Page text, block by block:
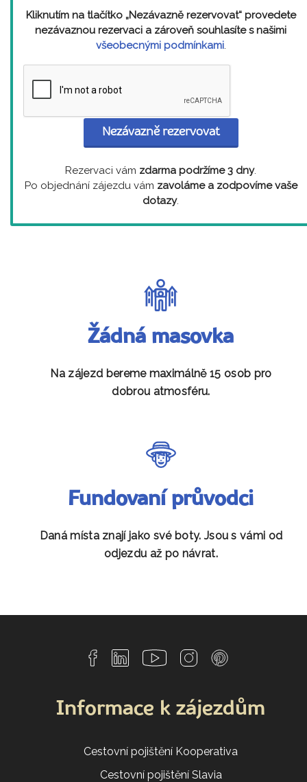
Kliknutím na tlačítko „Nezávazně rezervovat“ provedete
nezávaznou rezervaci a zároveň souhlasíte s našimi
všeobecnými podmínkami.
Nezávazně rezervovat
Rezervaci vám zdarma podržíme 3 dny.
Po objednání zájezdu vám zavoláme a zodpovíme vaše
dotazy.
Žádná masovka
Na zájezd bereme maximálně 15 osob pro
dobrou atmosféru.
Fundovaní průvodci
Daná místa znají jako své boty. Jsou s vámi od
odjezdu až po návrat.
Informace k zájezdům
Cestovní pojištění Kooperativa
Cestovní pojištění Slavia